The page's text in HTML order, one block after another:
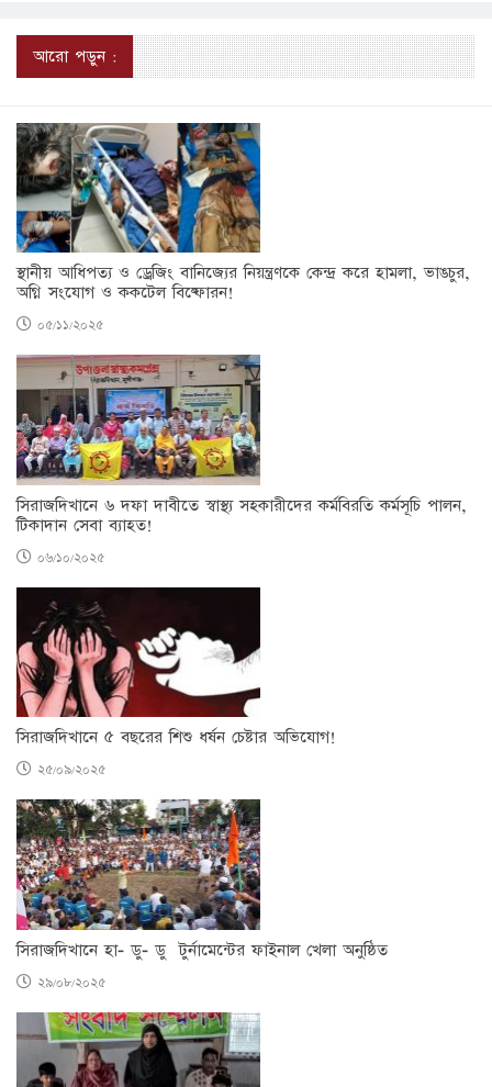
আরো পড়ুন :
স্থানীয় আধিপত্য ও ড্রেজিং বানিজ্যের নিয়ন্ত্রণকে কেন্দ্র করে হামলা, ভাঙচুর,
অগ্নি সংযোগ ও ককটেল বিষ্ফোরন!
০৫/১১/২০২৫
সিরাজদিখানে ৬ দফা দাবীতে স্বাস্থ্য সহকারীদের কর্মবিরতি কর্মসূচি পালন,
টিকাদান সেবা ব্যাহত!
০৬/১০/২০২৫
সিরাজদিখানে ৫ বছরের শিশু ধর্ষন চেষ্টার অভিযোগ!
২৫/০৯/২০২৫
সিরাজদিখানে হা- ডু- ডু টুর্নামেন্টের ফাইনাল খেলা অনুষ্ঠিত
২৯/০৮/২০২৫